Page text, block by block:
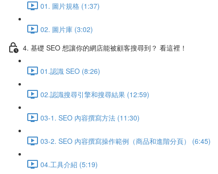
01. 圖片規格 (1:37)
02. 圖片庫 (3:02)
4. 基礎 SEO 想讓你的網店能被顧客搜尋到？ 看這裡！
01.認識 SEO (8:26)
02.認識搜尋引擎和搜尋結果 (12:59)
03-1. SEO 內容撰寫方法 (11:30)
03-2. SEO 內容撰寫操作範例（商品和進階分頁） (6:45)
04.工具介紹 (5:19)